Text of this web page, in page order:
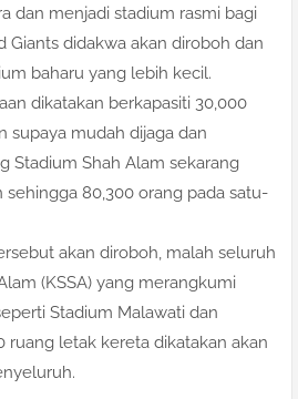
dan menjadi stadium rasmi bagi
Giants didakwa akan diroboh dan
baharu yang lebih kecil.
dikatakan berkapasiti 30,000
supaya mudah dijaga dan
Stadium Shah Alam sekarang
80,300 orang pada satu-
akan diroboh, malah seluruh
(KSSA) yang merangkumi
Stadium Malawati dan
ruang letak kereta dikatakan akan